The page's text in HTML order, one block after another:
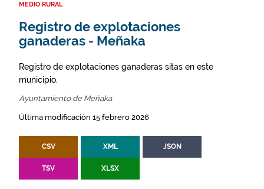
MEDIO RURAL
Registro de explotaciones
ganaderas - Meñaka
Registro de explotaciones ganaderas sitas en este
municipio.
Ayuntamiento de Meñaka
Última modificación 15 febrero 2026
CSV XML JSON
TSV XLSX